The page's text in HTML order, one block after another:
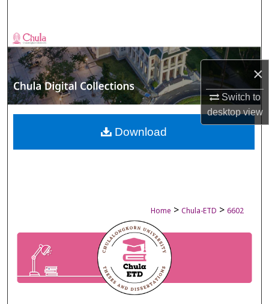
×
Switch to
desktopview
Browse Collections
My Account
About
Digital Commons Network™
Home > Chula-ETD > 6602
Download